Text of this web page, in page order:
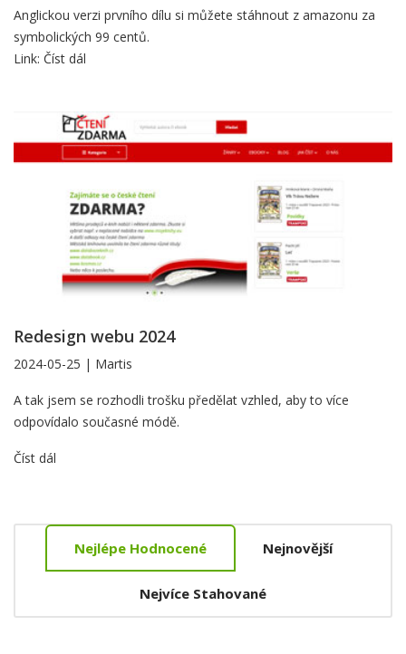
Anglická
verze
prvního
7.smysl
-
Ostrov
zasvěcení.
sense
Initiation
Island.
Anglickou verzi prvního dílu si můžete stáhnout z amazonu za
symbolických 99 centů.
Link: Číst dál
Redesign webu 2024
2024-05-25 | Martis
Už
to
chtělo
A tak jsem se rozhodli trošku předělat vzhled, aby to více
odpovídalo současné módě.
Číst dál
Nejčtenější,
Nejnovější,
Nejstahovanější
Nejlépe Hodnocené Nejnovější
Nejvíce Stahované